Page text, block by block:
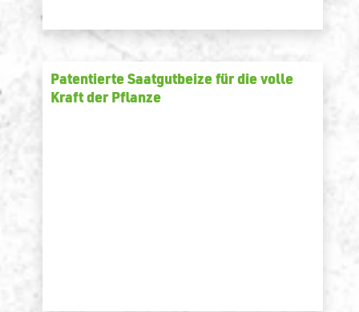
Patentierte Saatgutbeize für die volle
Kraft der Pflanze